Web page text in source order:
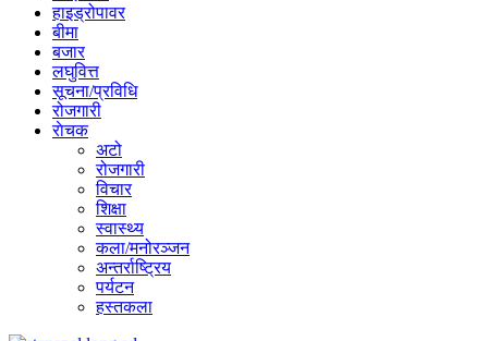
हाइड्रोपावर
बीमा
बजार
लघुवित्त
सूचना/प्रविधि
रोजगारी
राेचक
अटो
रोजगारी
विचार
शिक्षा
स्वास्थ्य
कला/मनोरञ्जन
अन्तर्राष्ट्रिय
पर्यटन
हस्तकला